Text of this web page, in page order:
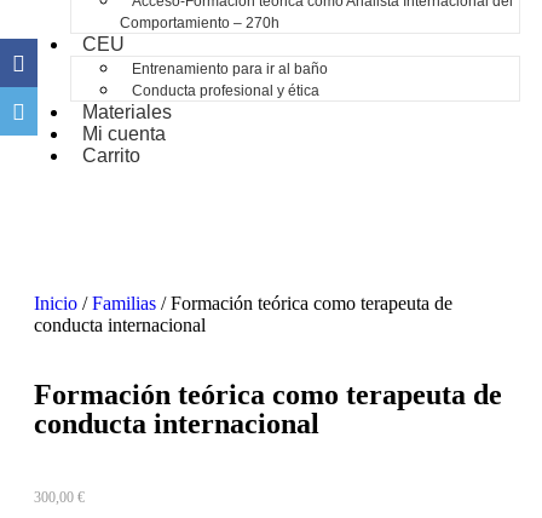
Comportamiento – 270h
CEU
Entrenamiento para ir al baño
Conducta profesional y ética
Materiales
Mi cuenta
Carrito
Inicio /Familias / Formación teórica como terapeuta de
conducta internacional
Formación teórica como terapeuta de
conducta internacional
300,00 €